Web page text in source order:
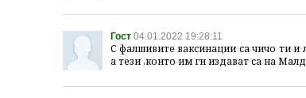
Гост 04.01.2022 19:28:11
С фалшивите ваксинации са чичо ти и
а тези ,които им ги издават са на